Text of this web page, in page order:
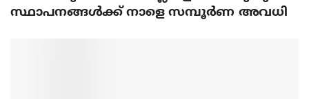
സ്ഥാപനങ്ങൾക്ക് നാളെ സമ്പൂർണ അവധി